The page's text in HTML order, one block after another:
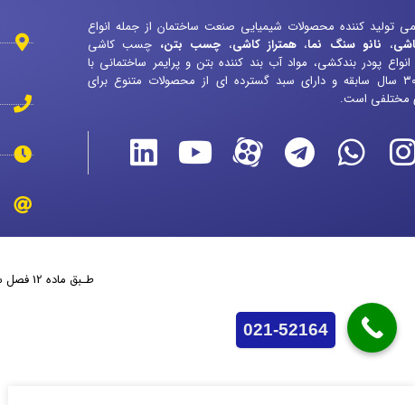
تولید کننده محصولات شیمیایی صنعت ساختمان از جمله انواع
، نانو سنگ نما، همتراز کاشی، چسب بتن، چسب کاشی
پودر بندکشی، مواد آب بند کننده بتن و پرایمر ساختمانی با
بیش از ۳۰ سال سابقه و دارای سبد گسترده ای از محصولات متنوع برای
مختلفی است.
طـبق ماده 12 فصل سوم قانون جرائم رایانه ای، هرگونه کپی برداری از محصولات و محتوای سهند شیمی، پیگرد قانونی دارد.
021-52164